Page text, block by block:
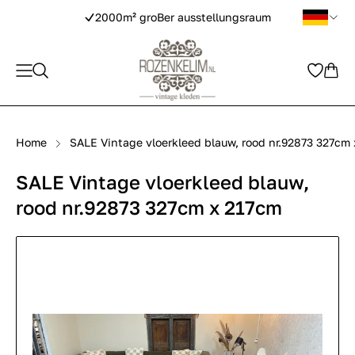
2000m² groBer ausstellungsraum
Home SALE Vintage vloerkleed blauw, rood nr.92873 327cm
SALE Vintage vloerkleed blauw,
rood nr.92873 327cm x 217cm